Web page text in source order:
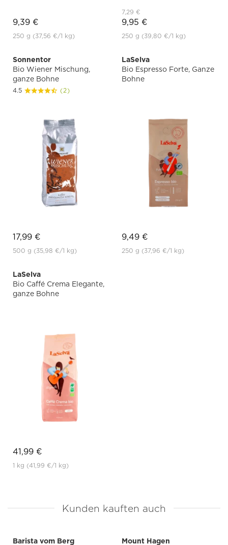
9,39 €
250 g (37,56 €/1 kg)
7,29 €
9,95 €
250 g (39,80 €/1 kg)
Sonnentor
Bio Wiener Mischung,
ganze Bohne
4.5 (2)
17,99 €
500 g (35,98 €/1 kg)
LaSelva
Bio Espresso Forte, Ganze
Bohne
9,49 €
250 g (37,96 €/1 kg)
LaSelva
Bio Caffé Crema Elegante,
ganze Bohne
41,99 €
1 kg (41,99 €/1 kg)
Kunden kauften auch
Barista vom Berg Mount Hagen